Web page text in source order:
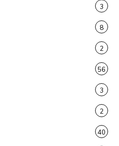
3
8
2
56
3
2
40